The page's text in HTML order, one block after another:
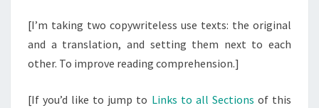
[I’m taking two copywriteless use texts: the original
and a translation, and setting them next to each
other. To improve reading comprehension.]
[If you’d like to jump to Links to all Sections of this